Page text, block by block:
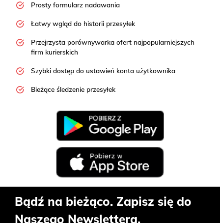
Prosty formularz nadawania
Łatwy wgląd do historii przesyłek
Przejrzysta porównywarka ofert najpopularniejszych
firm kurierskich
Szybki dostęp do ustawień konta użytkownika
Bieżące śledzenie przesyłek
Bądź na bieżąco. Zapisz się do
Naszego Newslettera.